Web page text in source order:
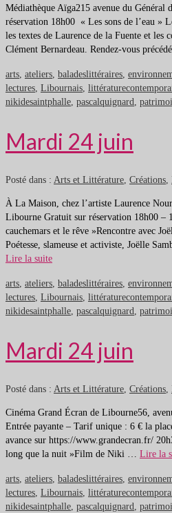
Médiathèque Aïga215 avenue du
réservation 18h00 « Les sons de l’eau »
les textes de Laurence de la Fuente et les
Clément Bernardeau. Rendez-vous
arts, ateliers, baladeslittéraires,
lectures, Libournais,
nikidesaintphalle, pascalquignard,
Mardi 24 juin
Posté dans : Arts et Littérature, Créations,
À La Maison, chez l’artiste Laurence
Libourne Gratuit sur réservation 18h00 –
cauchemars et le rêve »Rencontre avec
Poétesse, slameuse et activiste, Joëlle
Lire la suite
arts, ateliers, baladeslittéraires,
lectures, Libournais,
nikidesaintphalle, pascalquignard,
Mardi 24 juin
Posté dans : Arts et Littérature, Créations,
Cinéma Grand Écran de Libourne56,
Entrée payante – Tarif unique : 6 € la
avance sur https://www.grandecran.fr/
long que la nuit »Film de Niki … Lire la
arts, ateliers, baladeslittéraires,
lectures, Libournais,
nikidesaintphalle, pascalquignard,